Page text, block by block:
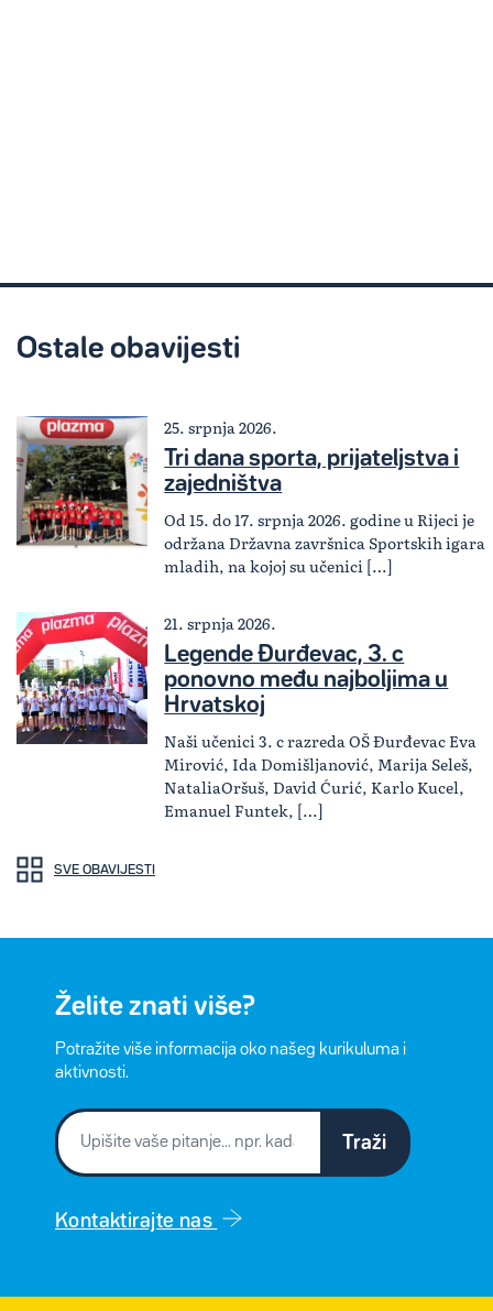
Ostale obavijesti
25. srpnja 2026.
Tri dana sporta, prijateljstva i
zajedništva
Od 15. do 17. srpnja 2026. godine u Rijeci je
održana Državna završnica Sportskih igara
mladih, na kojoj su učenici […]
21. srpnja 2026.
Legende Đurđevac, 3. c
ponovno među najboljima u
Hrvatskoj
Naši učenici 3. c razreda OŠ Đurđevac Eva
Mirović, Ida Domišljanović, Marija Seleš,
NataliaOršuš, David Ćurić, Karlo Kucel,
Emanuel Funtek, […]
SVE OBAVIJESTI
Želite znati više?
Potražite više informacija oko našeg kurikuluma i
aktivnosti.
Traži
Kontaktirajte nas